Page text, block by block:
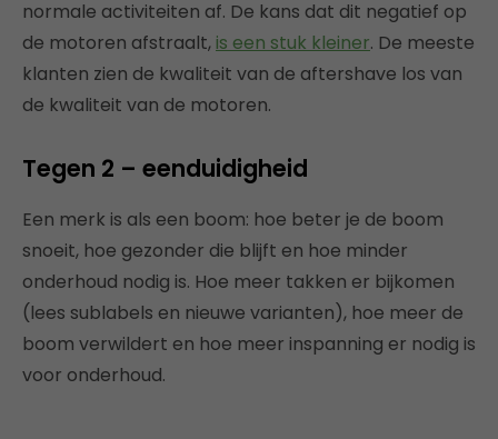
normale activiteiten af. De kans dat dit negatief op
de motoren afstraalt, is een stuk kleiner. De meeste
klanten zien de kwaliteit van de aftershave los van
de kwaliteit van de motoren.
Tegen 2 – eenduidigheid
Een merk is als een boom: hoe beter je de boom
snoeit, hoe gezonder die blijft en hoe minder
onderhoud nodig is. Hoe meer takken er bijkomen
(lees sublabels en nieuwe varianten), hoe meer de
boom verwildert en hoe meer inspanning er nodig is
voor onderhoud.